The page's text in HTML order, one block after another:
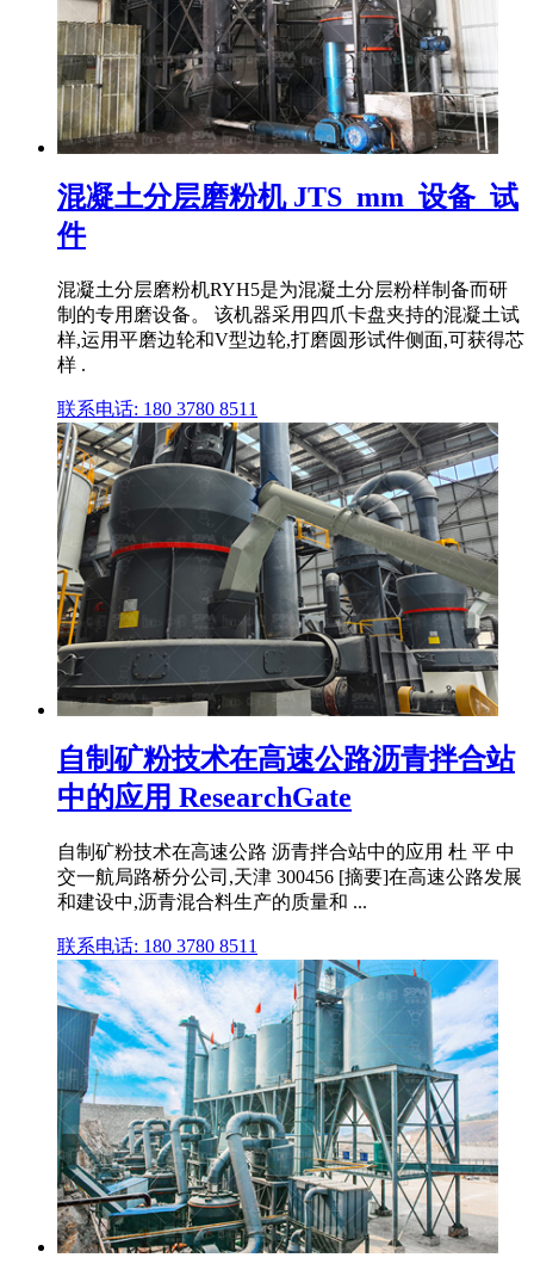
混凝土分层磨粉机 JTS_mm_设备_试
件
混凝土分层磨粉机RYH5是为混凝土分层粉样制备而研
制的专用磨设备。 该机器采用四爪卡盘夹持的混凝土试
样,运用平磨边轮和V型边轮,打磨圆形试件侧面,可获得芯
样 .
联系电话: 180 3780 8511
自制矿粉技术在高速公路沥青拌合站
中的应用 ResearchGate
自制矿粉技术在高速公路 沥青拌合站中的应用 杜 平 中
交一航局路桥分公司,天津 300456 [摘要]在高速公路发展
和建设中,沥青混合料生产的质量和 ...
联系电话: 180 3780 8511